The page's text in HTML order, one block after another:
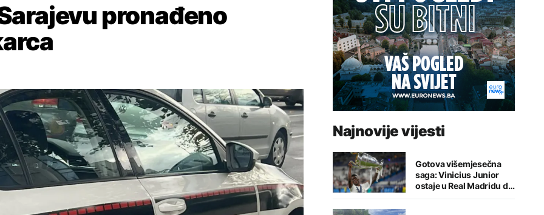
pronađeno
Najnovije vijesti
Gotova višemjesečna
saga: Vinicius Junior
ostaje u Real Madridu do
2032. godine